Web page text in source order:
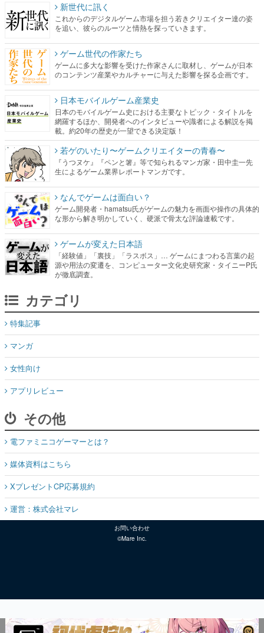
新世代に訊く
これからのデジタルゲーム市場を担う若きクリエイター達の姿
を追い、彼らのルーツと情熱を探っていきます。
ゲーム世代の作家たち
ゲームに多大な影響を受けた作家さんに取材し、ゲームが日本
のコンテンツ産業やカルチャーに与えた影響を探る企画です。
日本モバイルゲーム産業史
日本のモバイルゲーム史における主要なトピック・タイトルを
網羅するほか、開発者へのインタビューや識者による解説を掲
載。約20年の歴史が一望できる決定版！
若ゲのいたり〜ゲームクリエイターの青春〜
『うつヌケ』『ペンと箸』等で知られるマンガ家・田中圭一先
生によるゲーム業界レポートマンガです。
なんでゲームは面白い？
ゲーム開発者・hamatsu氏がゲームの魅力を画面や操作の具体的
な形から解き明かしていく、硬派で骨太な評論連載です。
ゲームが変えた日本語
「経験値」「裏技」「ラスボス」… ゲームにまつわる言葉の起
源や用法の変遷を、コンピューター文化史研究家・タイニーP氏
が徹底調査。
カテゴリ
特集記事
マンガ
女性向け
アプリレビュー
その他
電ファミニコゲーマーとは？
媒体資料はこちら
XプレゼントCP応募規約
運営：株式会社マレ
お問い合わせ
©Mare Inc.